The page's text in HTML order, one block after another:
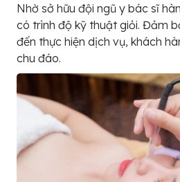
Nhờ sở hữu đội ngũ y bác sĩ
có trình độ kỹ thuật giỏi. Đảm
đến thực hiện dịch vụ, khách
chu đáo.